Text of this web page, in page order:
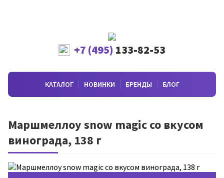
+7 (495) 133-82-53
КАТАЛОГ НОВИНКИ БРЕНДЫ БЛОГ
Маршмеллоу snow magic со вкусом
винограда, 138 г